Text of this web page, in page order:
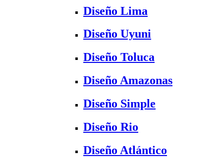
Diseño Lima
Diseño Uyuni
Diseño Toluca
Diseño Amazonas
Diseño Simple
Diseño Rio
Diseño Atlántico